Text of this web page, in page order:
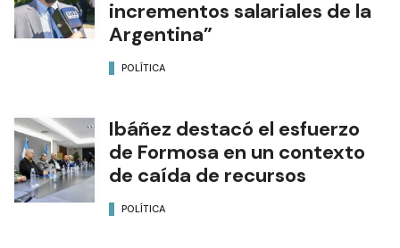
incrementos salariales de la
Argentina”
POLÍTICA
Ibáñez destacó el esfuerzo
de Formosa en un contexto
de caída de recursos
POLÍTICA